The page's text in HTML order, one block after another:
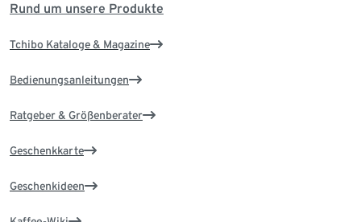
Rund um unsere Produkte
Tchibo Kataloge & Magazine
Bedienungsanleitungen
Ratgeber & Größenberater
Geschenkkarte
Geschenkideen